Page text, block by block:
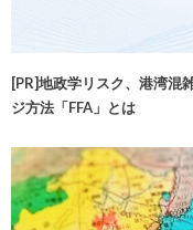
[PR]地政学リスク、港湾混
ジ方法「FFA」とは